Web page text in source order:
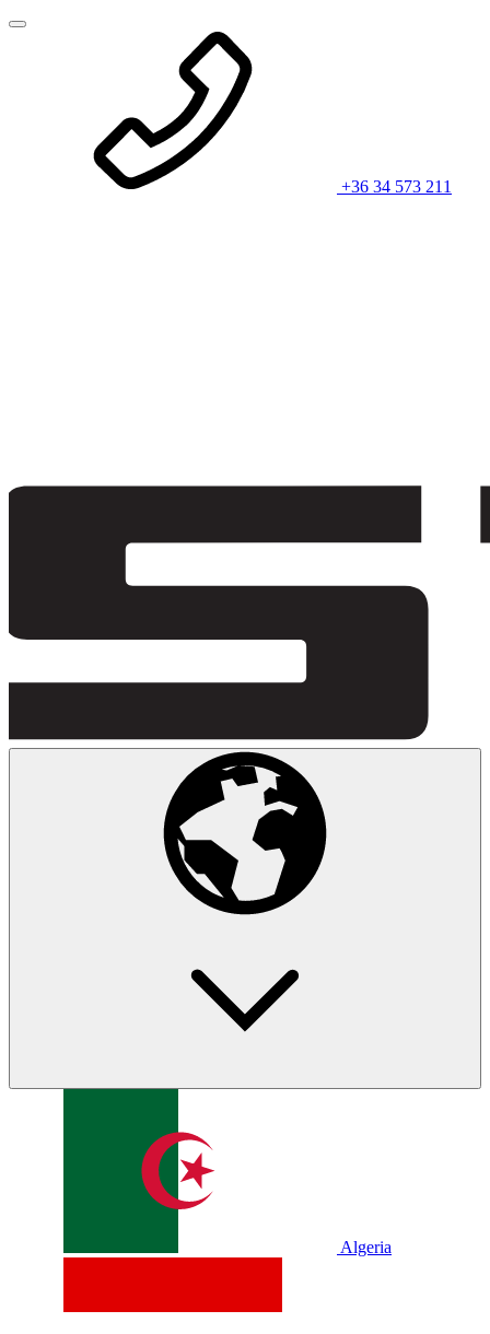
+36 34 573 211
Algeria